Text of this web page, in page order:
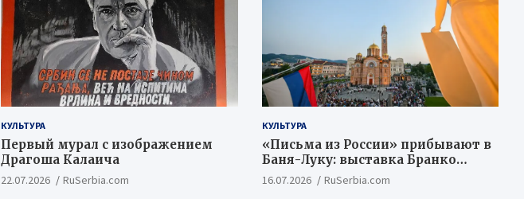
КУЛЬТУРА
Первый мурал с изображением
Драгоша Калаича
22.07.2026 RuSerbia.com
КУЛЬТУРА
«Письма из России» прибывают в
Баня-Луку: выставка Бранко
Недимовича объединяет
шестерых художников из
16.07.2026 RuSerbia.com